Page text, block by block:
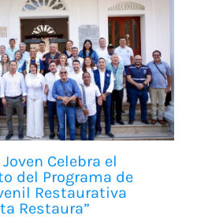
Celebra el
del Programa de
Restaurativa
Restaura”